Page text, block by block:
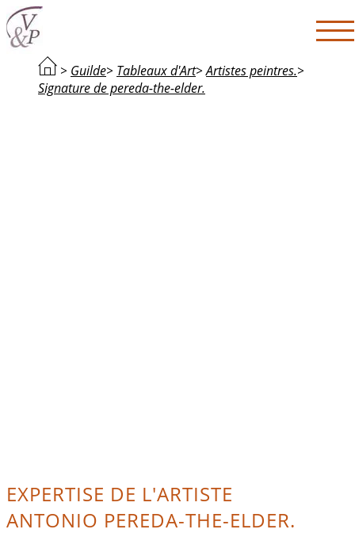
> Guilde> Tableaux d'Art>Artistes peintres.>
Signature de pereda-the-elder.
EXPERTISE DE L'ARTISTE
ANTONIO PEREDA-THE-ELDER.